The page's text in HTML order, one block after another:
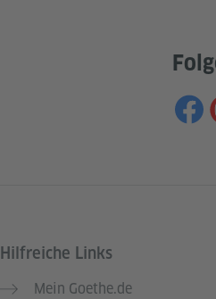
Hilfreiche Links
Mein Goethe.de